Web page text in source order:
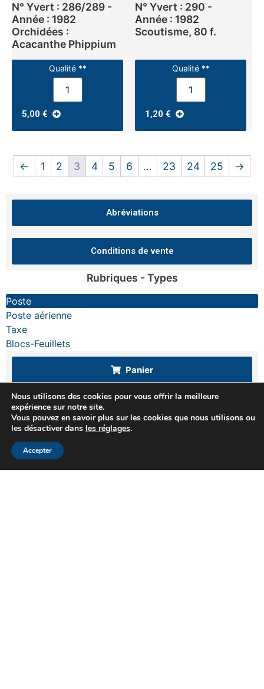
N° Yvert : 286/289 -
Année : 1982
Orchidées :
Acacanthe Phippium
Qualité **
5,00 €
N° Yvert : 290 -
Année : 1982
Scoutisme, 80 f.
Qualité **
1,20 €
← 1 2 3 4 5 6 … 23 24 25 →
Abréviations
Conditions de vente
Rubriques - Types
Poste
Poste aérienne
Taxe
Blocs-Feuillets
Panier
Haut de page
Nous utilisons des cookies pour vous offrir la meilleure
expérience sur notre site.
Vous pouvez en savoir plus sur les cookies que nous utilisons ou
les désactiver dans les réglages.
Accepter